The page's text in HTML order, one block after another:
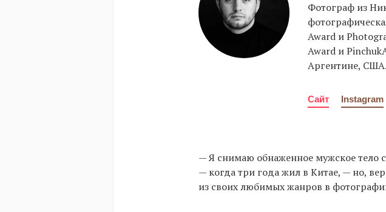
Фотограф из
Award и
Award и
Аргентине, США.
Сайт Instagram
— Я снимаю обнаженное мужское тело
— когда три года жил в Китае, — но,
из своих любимых жанров в